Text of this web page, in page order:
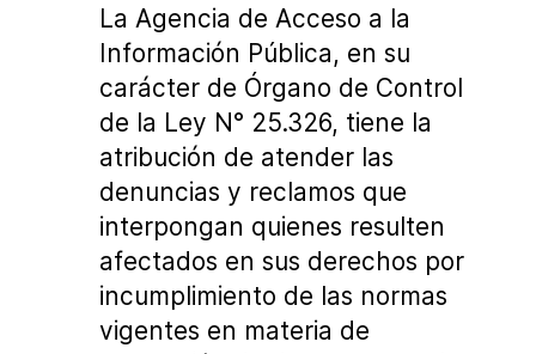
La Agencia de Acceso a la
Información Pública, en su
carácter de Órgano de Control
de la Ley N° 25.326, tiene la
atribución de atender las
denuncias y reclamos que
interpongan quienes resulten
afectados en sus derechos por
incumplimiento de las normas
vigentes en materia de